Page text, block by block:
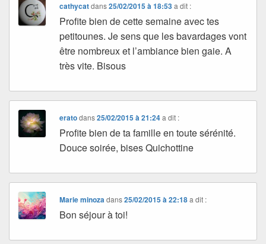
cathycatdans25/02/2015 à 18:53 a dit :
Profite bien de cette semaine avec tes
petitounes. Je sens que les bavardages vont
être nombreux et l’ambiance bien gaie. A
très vite. Bisous
eratodans25/02/2015 à 21:24 a dit :
Profite bien de ta famille en toute sérénité.
Douce soirée, bises Quichottine
Marie minozadans25/02/2015 à 22:18 a dit :
Bon séjour à toi!